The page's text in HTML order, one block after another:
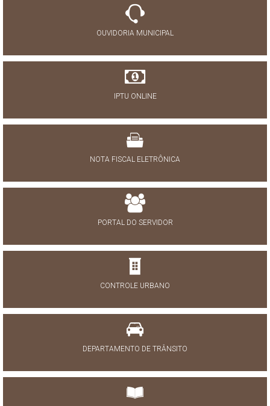
OUVIDORIA MUNICIPAL
IPTU ONLINE
NOTA FISCAL ELETRÔNICA
PORTAL DO SERVIDOR
CONTROLE URBANO
DEPARTAMENTO DE TRÂNSITO